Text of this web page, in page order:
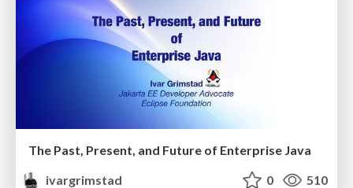
The Past, Present, and Future of Enterprise Java
ivargrimstad
0 510